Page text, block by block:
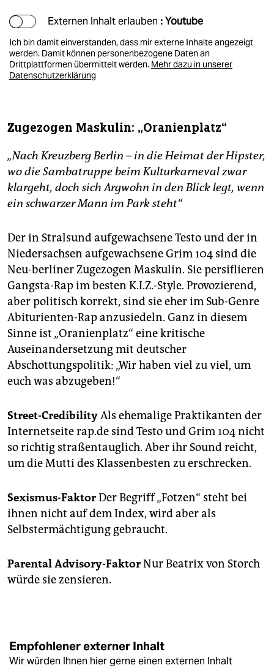
Externen Inhalt erlauben : Youtube
Ich bin damit einverstanden, dass mir externe Inhalte angezeigt
werden. Damit können personenbezogene Daten an
Drittplattformen übermittelt werden. Mehr dazu in unserer
Datenschutzerklärung
Zugezogen Maskulin: „Oranienplatz“
„Nach Kreuzberg Berlin – in die Heimat der Hipster,
wo die Sambatruppe beim Kulturkarneval zwar
klargeht, doch sich Argwohn in den Blick legt, wenn
ein schwarzer Mann im Park steht“
Der in Stralsund aufgewachsene Testo und der in
Niedersachsen aufgewachsene Grim 104 sind die
Neu-berliner Zugezogen Maskulin. Sie persiflieren
Gangsta-Rap im besten K.I.Z.-Style. Provozierend,
aber politisch korrekt, sind sie eher im Sub-Genre
Abiturienten-Rap anzusiedeln. Ganz in diesem
Sinne ist „Oranienplatz“ eine kritische
Auseinandersetzung mit deutscher
Abschottungspolitik: „Wir haben viel zu viel, um
euch was abzugeben!“
Street-CredibilityAls ehemalige Praktikanten der
Internetseite rap.de sind Testo und Grim 104 nicht
so richtig straßentauglich. Aber ihr Sound reicht,
um die Mutti des Klassenbesten zu erschrecken.
Sexismus-FaktorDer Begriff „Fotzen“ steht bei
ihnen nicht auf dem Index, wird aber als
Selbstermächtigung gebraucht.
Parental Advisory-FaktorNur Beatrix von Storch
würde sie zensieren.
Empfohlener externer Inhalt
Wir würden Ihnen hier gerne einen externen Inhalt